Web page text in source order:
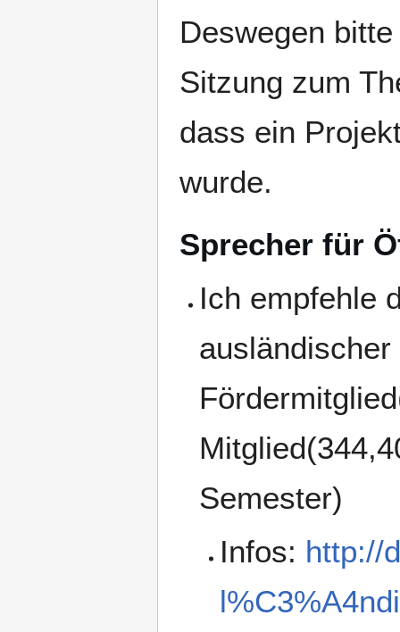
Deswegen
Sitzung zum
dass ein
wurde.
Sprecher für
Ich empfehle
Semester)
Infos: http://